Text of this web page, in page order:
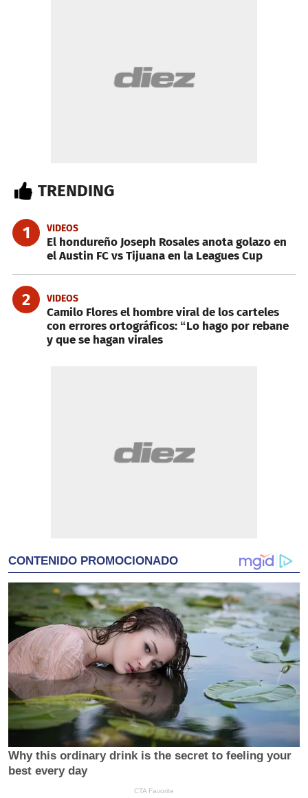
TRENDING
1 VIDEOS
El hondureño Joseph Rosales anota golazo en
el Austin FC vs Tijuana en la Leagues Cup
2 VIDEOS
Camilo Flores el hombre viral de los carteles
con errores ortográficos: “Lo hago por rebane
y que se hagan virales